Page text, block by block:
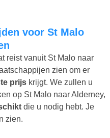
reist vanuit St Malo naar
zien om er
prijs krijgt. We zullen u
op St Malo naar Alderney,
die u nodig hebt. Je
zien.